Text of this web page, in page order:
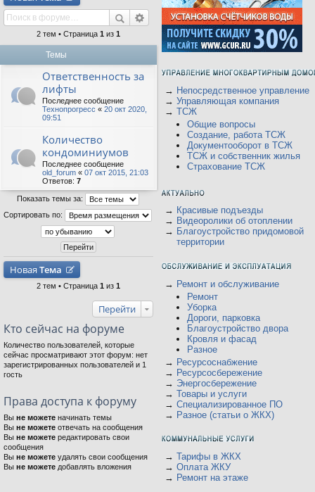
2 тем • Страница 1 из 1
Темы
Ответственность за
лифты
Последнее сообщение
Технопрогресс « 20 окт 2020,
09:51
Количество
кондоминиумов
Последнее сообщение
old_forum « 07 окт 2015, 21:03
Ответов: 7
Показать темы за:
Сортировать по:
Новая Тема
2 тем • Страница 1 из 1
Перейти
Кто сейчас на форуме
Количество пользователей, которые
сейчас просматривают этот форум: нет
зарегистрированных пользователей и 1
гость
Права доступа к форуму
Вы не можете начинать темы
Вы не можете отвечать на сообщения
Вы не можете редактировать свои
сообщения
Вы не можете удалять свои сообщения
Вы не можете добавлять вложения
→ Непосредственное управление
→ Управляющая компания
→ ТСЖ
Общие вопросы
Создание, работа ТСЖ
Документооборот в ТСЖ
ТСЖ и собственник жилья
Страхование ТСЖ
→ Красивые подъезды
→ Видеоролики об отоплении
→ Благоустройство придомовой
территории
→ Ремонт и обслуживание
Ремонт
Уборка
Дороги, парковка
Благоустройство двора
Кровля и фасад
Разное
→ Ресурсоснабжение
→ Ресурсосбережение
→ Энергосбережение
→ Товары и услуги
→ Специализированное ПО
→ Разное (статьи о ЖКХ)
→ Тарифы в ЖКХ
→ Оплата ЖКУ
→ Ремонт на этаже